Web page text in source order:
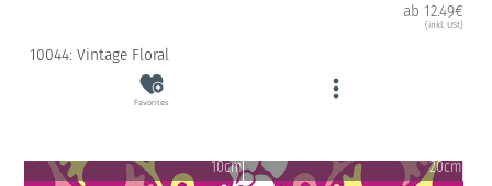
ab 12.49€
(inkl. USt)
10044: Vintage Floral
Favorites
10cm 20cm